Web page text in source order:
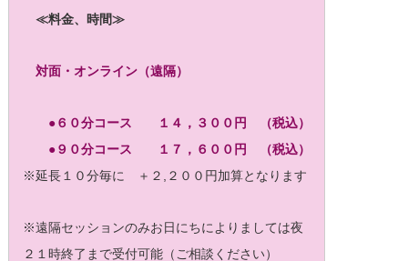
≪料金、時間≫
対面・オンライン（遠隔）
●６０分コース １４，３００円 （税込）
●９０分コース １７，６００円 （税込）
※延長１０分毎に ＋２,２００円加算となります
※遠隔セッションのみお日にちによりましては夜
２１時終了まで受付可能（ご相談ください）